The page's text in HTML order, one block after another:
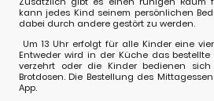
kann jedes Kind seinem persönlichen
dabei durch andere gestört zu werden.
Um 13 Uhr erfolgt für alle Kinder eine
Entweder wird in der Küche das bestellte
verzehrt oder die Kinder bedienen
Brotdosen. Die Bestellung des
App.